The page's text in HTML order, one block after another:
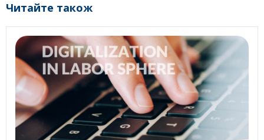
Читайте також